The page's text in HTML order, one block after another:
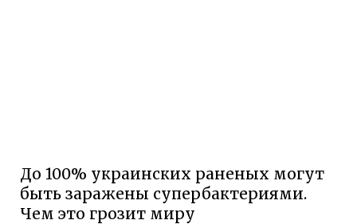
До 100% украинских раненых могут
быть заражены супербактериями.
Чем это грозит миру